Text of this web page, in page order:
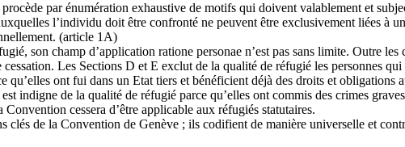
par énumération exhaustive de motifs qui doivent valablement et
l’individu doit être confronté ne peuvent être exclusivement liées à
(article 1A)
son champ d’application ratione personae n’est pas sans limite. Outre
Les Sections D et E exclut de la qualité de réfugié les personnes
ont fui dans un Etat tiers et bénéficient déjà des droits et obligations
indigne de la qualité de réfugié parce qu’elles ont commis des crimes
cessera d’être applicable aux réfugiés statutaires.
clés de la Convention de Genève ; ils codifient de manière universelle et